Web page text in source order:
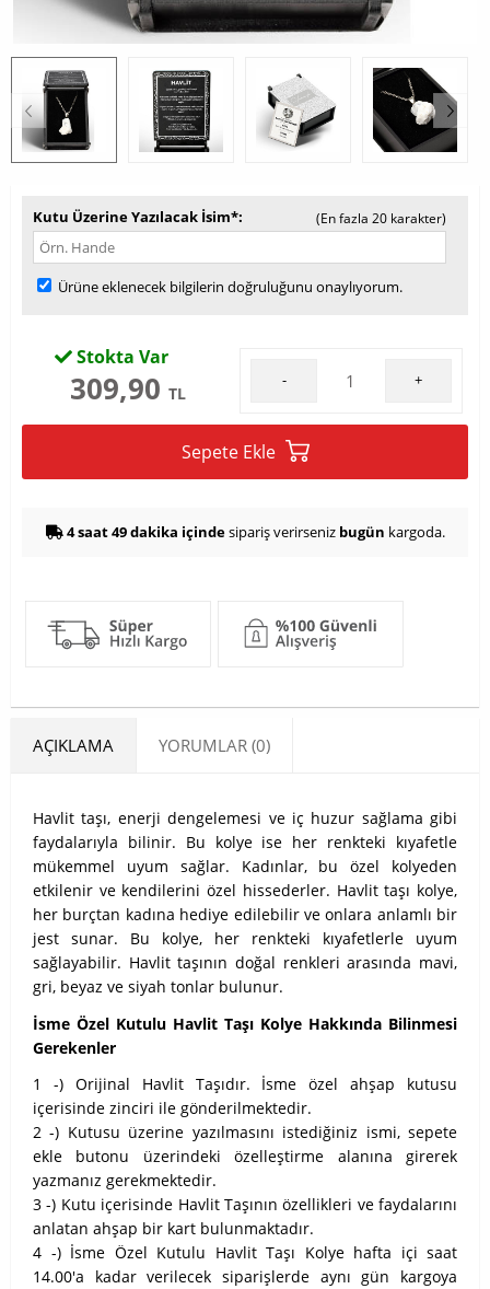
Kutu Üzerine Yazılacak İsim* (En fazla 20 karakter)
Ürüne eklenecek bilgilerin doğruluğunu onaylıyorum.
Stokta Var
309,90 TL
- +
Sepete Ekle
4 saat 49 dakika içindesipariş verirseniz bugün kargoda.
AÇIKLAMA YORUMLAR (0)
Havlit taşı, enerji dengelemesi ve iç huzur sağlama gibi
faydalarıyla bilinir. Bu kolye ise her renkteki kıyafetle
mükemmel uyum sağlar. Kadınlar, bu özel kolyeden
etkilenir ve kendilerini özel hissederler. Havlit taşı kolye,
her burçtan kadına hediye edilebilir ve onlara anlamlı bir
jest sunar. Bu kolye, her renkteki kıyafetlerle uyum
sağlayabilir. Havlit taşının doğal renkleri arasında mavi,
gri, beyaz ve siyah tonlar bulunur.
İsme Özel Kutulu Havlit Taşı Kolye Hakkında Bilinmesi
Gerekenler
1 -) Orijinal Havlit Taşıdır. İsme özel ahşap kutusu
içerisinde zinciri ile gönderilmektedir.
2 -) Kutusu üzerine yazılmasını istediğiniz ismi, sepete
ekle butonu üzerindeki özelleştirme alanına girerek
yazmanız gerekmektedir.
3 -) Kutu içerisinde Havlit Taşının özellikleri ve faydalarını
anlatan ahşap bir kart bulunmaktadır.
4 -) İsme Özel Kutulu Havlit Taşı Kolye hafta içi saat
14.00'a kadar verilecek siparişlerde aynı gün kargoya